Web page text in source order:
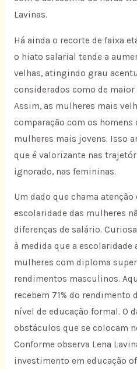
Lavinas.
Há ainda o recorte de faixa
o hiato salarial tende a
velhas, atingindo grau
considerados como de
Assim, as mulheres mais
comparação com os homens
mulheres mais jovens. Isso
que é valorizante nas
ignorado, nas femininas.
Um dado que chama
escolaridade das mulheres
diferenças de salário.
à medida que a escolaridade
mulheres com diploma
rendimentos masculinos.
recebem 71% do rendimento
nível de educação formal. O
obstáculos que se colocam
Conforme observa Lena
investimento em educação